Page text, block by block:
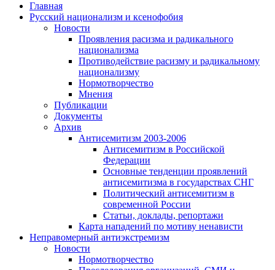
Главная
Русский национализм и ксенофобия
Новости
Проявления расизма и радикального
национализма
Противодействие расизму и радикальному
национализму
Нормотворчество
Мнения
Публикации
Документы
Архив
Антисемитизм 2003-2006
Антисемитизм в Российской
Федерации
Основные тенденции проявлений
антисемитизма в государствах СНГ
Политический антисемитизм в
современной России
Статьи, доклады, репортажи
Карта нападений по мотиву ненависти
Неправомерный антиэкстремизм
Новости
Нормотворчество